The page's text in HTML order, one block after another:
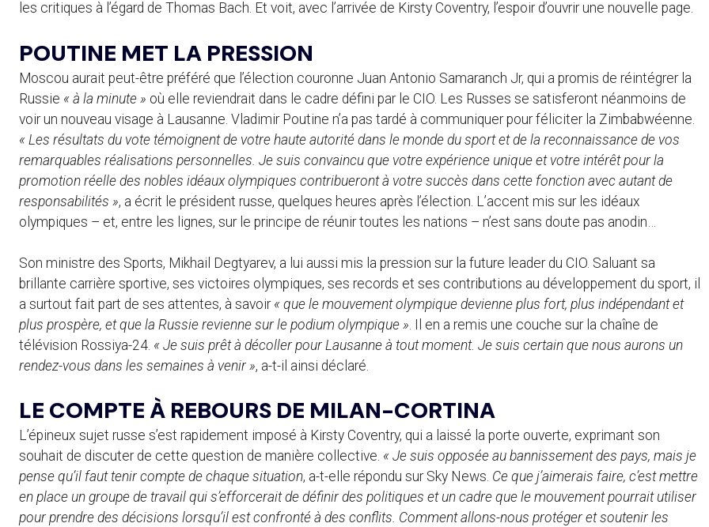
les critiques à l’égard de Thomas Bach. Et voit, avec l’arrivée de Kirsty Coventry, l’espoir d’ouvrir une nouvelle page.
POUTINE MET LA PRESSION
Moscou aurait peut-être préféré que l’élection couronne Juan Antonio Samaranch Jr, qui a promis de réintégrer la
Russie « à la minute » où elle reviendrait dans le cadre défini par le CIO. Les Russes se satisferont néanmoins de
voir un nouveau visage à Lausanne. Vladimir Poutine n’a pas tardé à communiquer pour féliciter la Zimbabwéenne.
« Les résultats du vote témoignent de votre haute autorité dans le monde du sport et de la reconnaissance de vos
remarquables réalisations personnelles. Je suis convaincu que votre expérience unique et votre intérêt pour la
promotion réelle des nobles idéaux olympiques contribueront à votre succès dans cette fonction avec autant de
responsabilités », a écrit le président russe, quelques heures après l’élection. L’accent mis sur les idéaux
olympiques – et, entre les lignes, sur le principe de réunir toutes les nations – n’est sans doute pas anodin…
Son ministre des Sports, Mikhail Degtyarev, a lui aussi mis la pression sur la future leader du CIO. Saluant sa
brillante carrière sportive, ses victoires olympiques, ses records et ses contributions au développement du sport, il
a surtout fait part de ses attentes, à savoir « que le mouvement olympique devienne plus fort, plus indépendant et
plus prospère, et que la Russie revienne sur le podium olympique » . Il en a remis une couche sur la chaîne de
télévision Rossiya-24. « Je suis prêt à décoller pour Lausanne à tout moment. Je suis certain que nous aurons un
rendez-vous dans les semaines à venir », a-t-il ainsi déclaré.
LE COMPTE À REBOURS DE MILAN-CORTINA
L’épineux sujet russe s’est rapidement imposé à Kirsty Coventry, qui a laissé la porte ouverte, exprimant son
souhait de discuter de cette question de manière collective. « Je suis opposée au bannissement des pays, mais je
pense qu’il faut tenir compte de chaque situation, a-t-elle répondu sur Sky News. Ce que j’aimerais faire, c’est mettre
en place un groupe de travail qui s’efforcerait de définir des politiques et un cadre que le mouvement pourrait utiliser
pour prendre des décisions lorsqu’il est confronté à des conflits. Comment allons-nous protéger et soutenir les